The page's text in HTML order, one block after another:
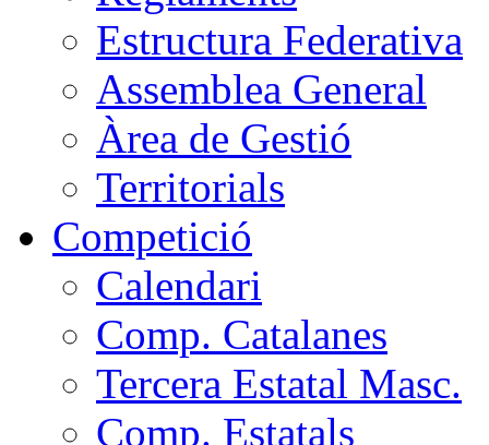
Estructura Federativa
Assemblea General
Àrea de Gestió
Territorials
Competició
Calendari
Comp. Catalanes
Tercera Estatal Masc.
Comp. Estatals